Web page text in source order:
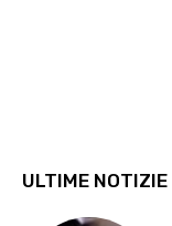
ULTIME NOTIZIE